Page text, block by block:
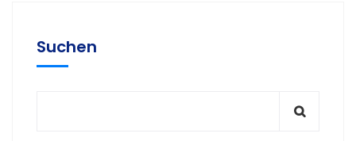
Suchen